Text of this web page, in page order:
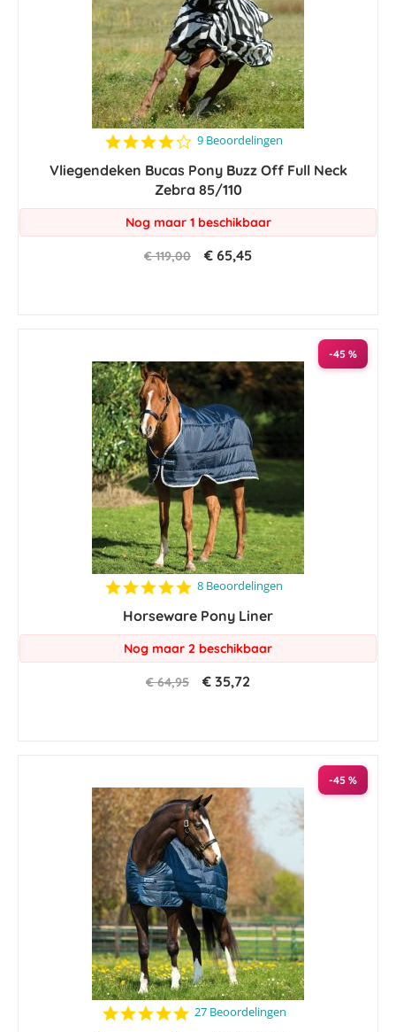
3.8
rating
9 Beoordelingen
Vliegendeken Bucas Pony Buzz Off Full Neck
Zebra 85/110
Nog maar 1 beschikbaar
€ 119,00 € 65,45
-45 %
4.8
rating
8 Beoordelingen
Horseware Pony Liner
Nog maar 2 beschikbaar
€ 64,95 € 35,72
-45 %
4.8
27 Beoordelingen